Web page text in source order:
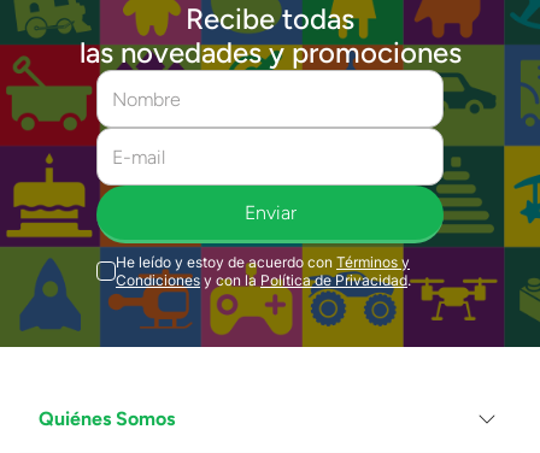
Recibe todas
las novedades y promociones
Enviar
He leído y estoy de acuerdo con Términos y
Condiciones y con la Política de Privacidad.
Quiénes Somos